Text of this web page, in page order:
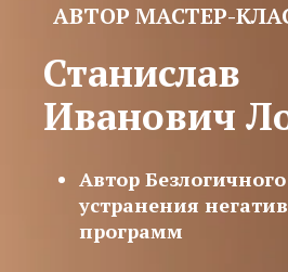
АВТОР МАСТЕР-
Автор
устранения
программ
Станислав
Иванович